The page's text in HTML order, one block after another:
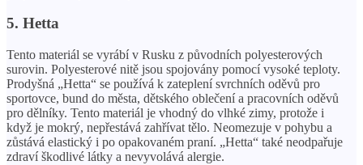
5. Hetta
Tento materiál se vyrábí v Rusku z původních polyesterových
surovin. Polyesterové nitě jsou spojovány pomocí vysoké teploty.
Prodyšná „Hetta“ se používá k zateplení svrchních oděvů pro
sportovce, bund do města, dětského oblečení a pracovních oděvů
pro dělníky. Tento materiál je vhodný do vlhké zimy, protože i
když je mokrý, nepřestává zahřívat tělo. Neomezuje v pohybu a
zůstává elastický i po opakovaném praní. „Hetta“ také neodpařuje
zdraví škodlivé látky a nevyvolává alergie.